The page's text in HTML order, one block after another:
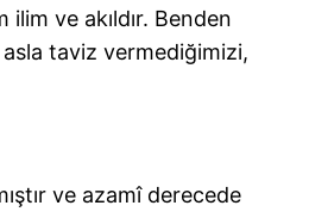
ve akıldır. Benden
taviz vermediğimizi,
ve azamî derecede